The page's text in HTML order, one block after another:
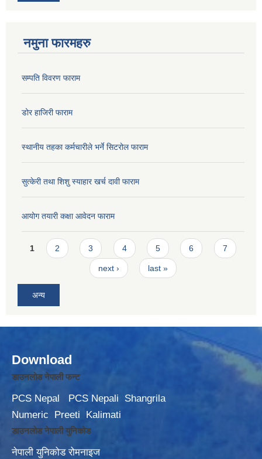
नमुना फारमहरु
सम्पति विवरण फाराम
डोर हाजिरी फाराम
स्थानीय तहका कर्मचारीले भर्ने सिटरोल फाराम
सुत्केरी तथा शिशु स्याहार खर्च दावी फाराम
आयोग तयारी कक्षा आवेदन फाराम
Pages
1 2 3 4 5 6 7
next › last »
अन्य
Download
डाउनलोड नेपाली फन्ट
PCS Nepal PCS Nepali
Shangrila
Numeric
Preeti Kalimati
डाउनलोड नेपाली युनिकोड
नेपाली युनिकोड रोमनाइज